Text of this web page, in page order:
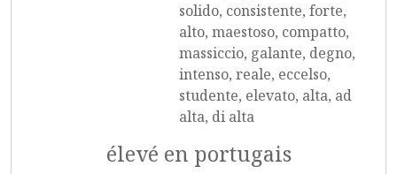
solido, consistente, forte,
alto, maestoso, compatto,
massiccio, galante, degno,
intenso, reale, eccelso,
studente, elevato, alta, ad
alta, di alta
élevé en portugais